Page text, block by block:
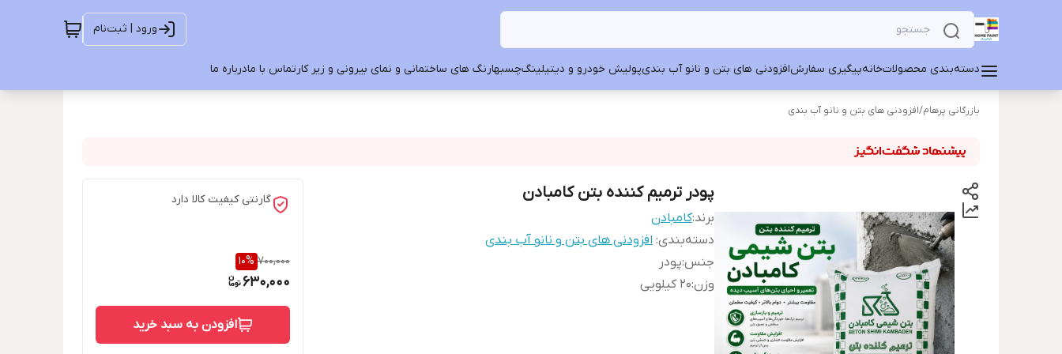
ورود | ثبت‌نام
دسته‌بندی محصولاتخانهپیگیری سفارشافزودنی های بتن و نانو آب بندیپولیش خودرو و دیتیلینگچسبهارنگ های ساختمانی و نمای بیرونی و زیر کارتماس با مادرباره ما
بازرگانی پرهام/افزودنی های بتن و نانو آب بندی
پودر ترمیم کننده بتن کامبادن
برند:کامبادن
دسته‌بندی: افزودنی های بتن و نانو آب بندی
جنس:پودر
وزن:20 کیلویی
گارنتی کیفیت کالا دارد
700,000
10%
630,000
افزودن به سبد خرید